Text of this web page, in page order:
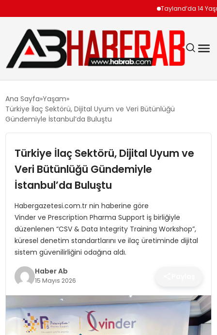
Tayland’da 14
EKONOMI
TEKNOLOJI
SAĞLIK
MAGAZIN
YAŞAM
Ana Sayfa Yaşam
Türkiye İlaç Sektörü, Dijital Uyum ve Veri Bütünlüğü
Gündemiyle İstanbul’da Buluştu
Türkiye İlaç Sektörü, Dijital Uyum ve
Veri Bütünlüğü Gündemiyle
İstanbul’da Buluştu
Habergazetesi.com.tr nin haberine göre
Vinder ve Prescription Pharma Support iş birliğiyle
düzenlenen “CSV & Data Integrity Training Workshop”,
küresel denetim standartlarını ve ilaç üretiminde dijital
sistem güvenilirliğini odağına aldı.
Haber Ab
15 Mayıs 2026